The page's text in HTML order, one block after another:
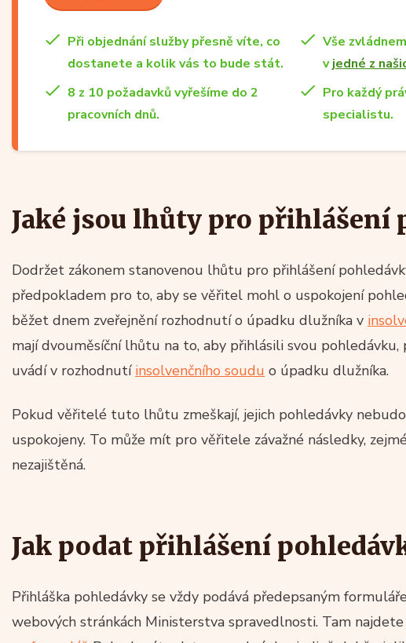
Při objednání služby přesně víte, co
dostanete a kolik vás to bude stát.
Vše
vjedné z
8 z 10 požadavků vyřešíme do 2
pracovních dnů.
Pro každý
specialistu.
Jaké jsou lhůty pro přihlášení
Dodržet zákonem stanovenou lhůtu pro přihlášení
předpokladem pro to, aby se věřitel mohl o uspokojení
běžet dnem zveřejnění rozhodnutí o úpadku dlužníka v
mají dvouměsíční lhůtu na to, aby přihlásili svou
uvádí v rozhodnutí insolvenčního soudu o úpadku dlužníka.
Pokud věřitelé tuto lhůtu zmeškají, jejich pohledávky
uspokojeny. To může mít pro věřitele závažné následky,
nezajištěná.
Jak podat přihlášení
Přihláška pohledávky se vždy podává předepsaným
webových stránkách Ministerstva spravedlnosti. Tam najdete